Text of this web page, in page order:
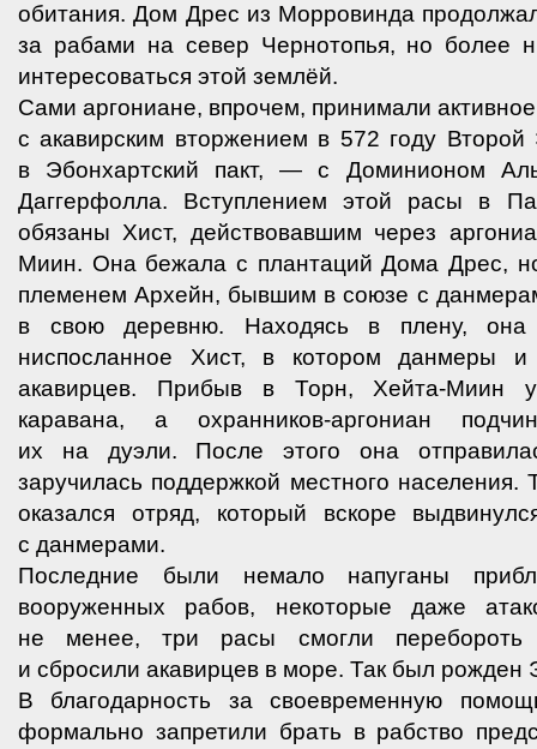
обитания. Дом Дрес из Морровинда
за рабами на север Чернотопья, но более
интересоваться этой землёй.
Сами аргониане, впрочем, принимали
с акавирским вторжением в 572 году
в Эбонхартский пакт, — с Доминионом
Даггерфолла. Вступлением этой расы в
обязаны Хист, действовавшим через
Миин. Она бежала с плантаций Дома Дрес,
племенем Архейн, бывшим в союзе с
в свою деревню. Находясь в плену, она
ниспосланное Хист, в котором данмеры
акавирцев. Прибыв в Торн, Хейта-Миин
каравана, а охранников-аргониан
их на дуэли. После этого она
заручилась поддержкой местного населения.
оказался отряд, который вскоре
с данмерами.
Последние были немало напуганы
вооруженных рабов, некоторые даже
не менее, три расы смогли перебороть
и сбросили акавирцев в море. Так был рожден
В благодарность за своевременную
формально запретили брать в рабство